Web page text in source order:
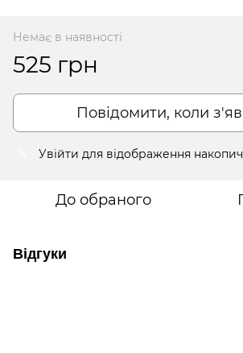
Немає в наявності
525 грн
Повідомити, коли
Увійти для відображення
До обраного
Відгуки